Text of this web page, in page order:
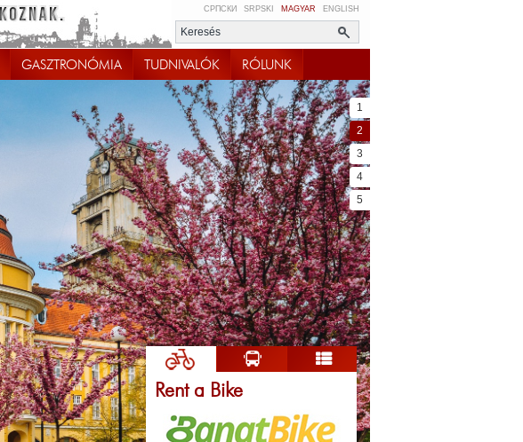
СРПСКИ SRPSKI MAGYAR ENGLISH
GASZTRONÓMIA TUDNIVALÓK RÓLUNK
1
2
3
4
5
Rent a Bike